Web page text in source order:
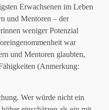
Erwachsenen im Leben
und Mentoren – der
weniger Potenzial
war
und Mentoren glaubten,
(Anmerkung:
Wer würde nicht ein